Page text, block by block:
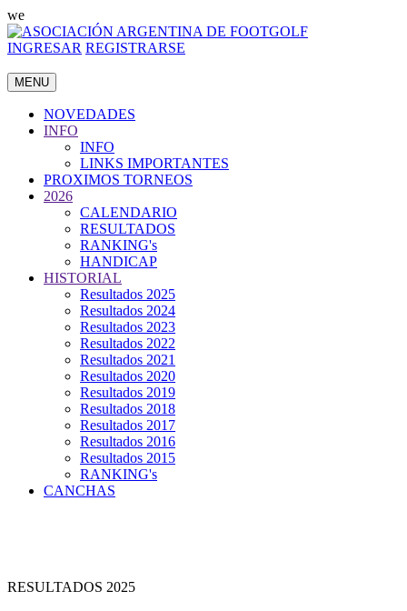
we
INGRESAR REGISTRARSE
MENU
NOVEDADES
INFO
INFO
LINKS IMPORTANTES
PROXIMOS TORNEOS
2026
CALENDARIO
RESULTADOS
RANKING's
HANDICAP
HISTORIAL
Resultados 2025
Resultados 2024
Resultados 2023
Resultados 2022
Resultados 2021
Resultados 2020
Resultados 2019
Resultados 2018
Resultados 2017
Resultados 2016
Resultados 2015
RANKING's
CANCHAS
RESULTADOS 2025